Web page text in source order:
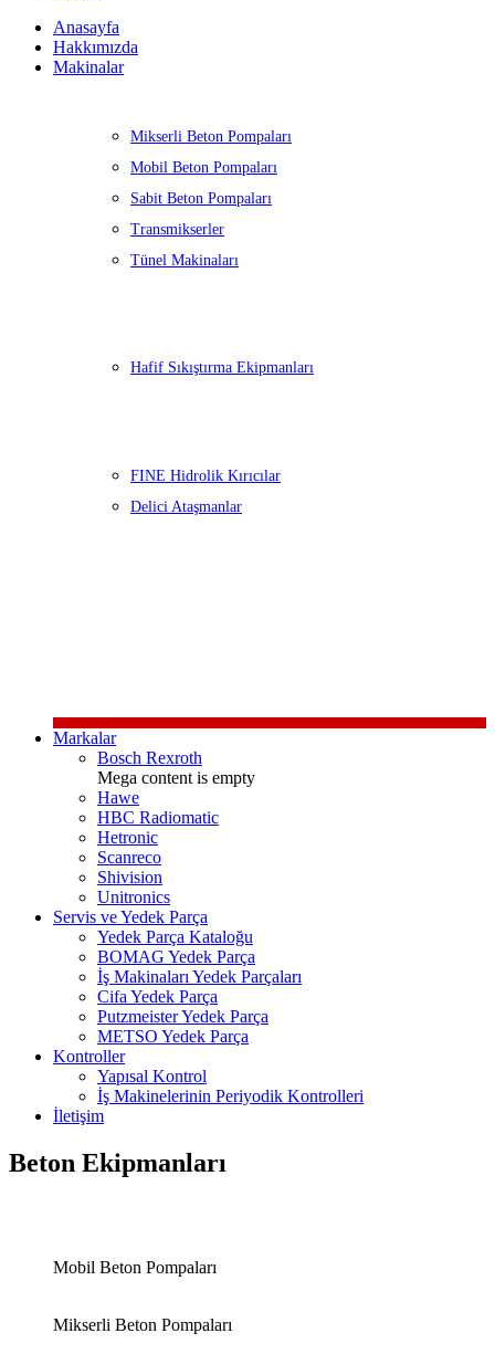
Anasayfa
Hakkımızda
Makinalar
Mikserli Beton Pompaları
Mobil Beton Pompaları
Sabit Beton Pompaları
Transmikserler
Tünel Makinaları
Hafif Sıkıştırma Ekipmanları
FINE Hidrolik Kırıcılar
Delici Ataşmanlar
Markalar
Bosch Rexroth
Mega content is empty
Hawe
HBC Radiomatic
Hetronic
Scanreco
Shivision
Unitronics
Servis ve Yedek Parça
Yedek Parça Kataloğu
BOMAG Yedek Parça
İş Makinaları Yedek Parçaları
Cifa Yedek Parça
Putzmeister Yedek Parça
METSO Yedek Parça
Kontroller
Yapısal Kontrol
İş Makinelerinin Periyodik Kontrolleri
İletişim
Beton Ekipmanları
Mobil Beton Pompaları
Mikserli Beton Pompaları